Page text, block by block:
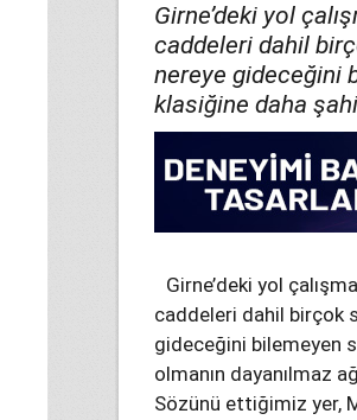
Girne’deki yol
caddeleri dahil
nereye gideceğini
klasiğine daha
Girne’deki yol
caddeleri dahil birçok
gideceğini bilemeyen
olmanın dayanılmaz
Sözünü ettiğimiz yer,